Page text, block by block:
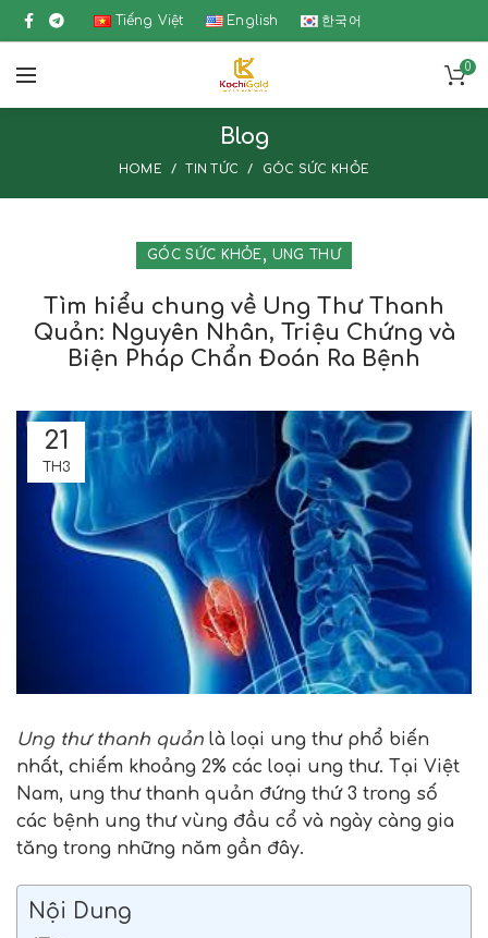
Tiếng Việt English 한국어
0
Blog
HOME TIN TỨC GÓC SỨC KHỎE
GÓC SỨC KHỎE, UNG THƯ
Tìm hiểu chung về Ung Thư Thanh
Quản: Nguyên Nhân, Triệu Chứng và
Biện Pháp Chẩn Đoán Ra Bệnh
21
TH3
Ung thư thanh quản là loại ung thư phổ biến
nhất, chiếm khoảng 2% các loại ung thư. Tại Việt
Nam, ung thư thanh quản đứng thứ 3 trong số
các bệnh ung thư vùng đầu cổ và ngày càng gia
tăng trong những năm gần đây.
Nội Dung